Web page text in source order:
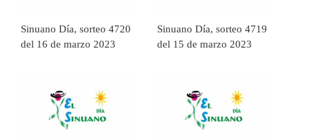
Sinuano Día, sorteo 4720
del 16 de marzo 2023
Sinuano Día, sorteo 4719
del 15 de marzo 2023